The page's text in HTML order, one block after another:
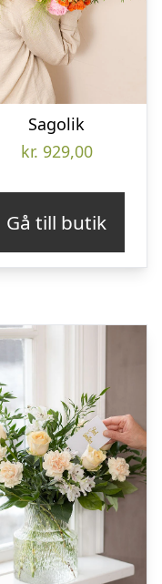
Sagolik
kr. 929,00
Gå till butik